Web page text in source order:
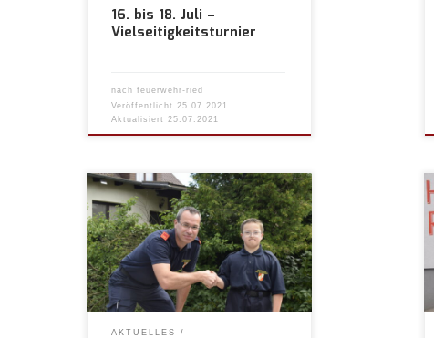
16. bis 18. Juli –
Vielseitigkeitsturnier
nachfeuerwehr-ried
Veröffentlicht 25.07.2021
Aktualisiert25.07.2021
AKTUELLES